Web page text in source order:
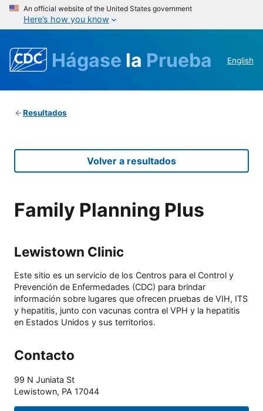
An official website of the United States government
Here’s how you know
Hágase la Prueba English
Resultados
Volver a resultados
Family Planning Plus
Lewistown Clinic
Este sitio es un servicio de los Centros para el Control y
Prevención de Enfermedades (CDC) para brindar
información sobre lugares que ofrecen pruebas de VIH, ITS
y hepatitis, junto con vacunas contra el VPH y la hepatitis
en Estados Unidos y sus territorios.
Contacto
99 N Juniata St
Lewistown, PA 17044